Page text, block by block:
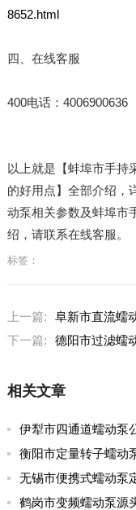
8652.html
四、在线客服
400电话：4006900636
以上就是【蚌埠市手持
的好用点】全部介绍，
动泵相关参数及蚌埠市
绍，请联系在线客服。
标签：
上一篇:
阜新市直流蠕
下一篇:
德阳市过滤蠕动
相关文章
伊犁市四通道蠕动泵公司哪
衡阳市定量转子蠕动泵厂家最
无锡市便携式蠕动泵定制厂
鹤岗市变频蠕动泵源头厂家